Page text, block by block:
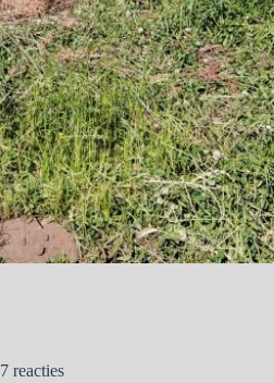
7 reacties